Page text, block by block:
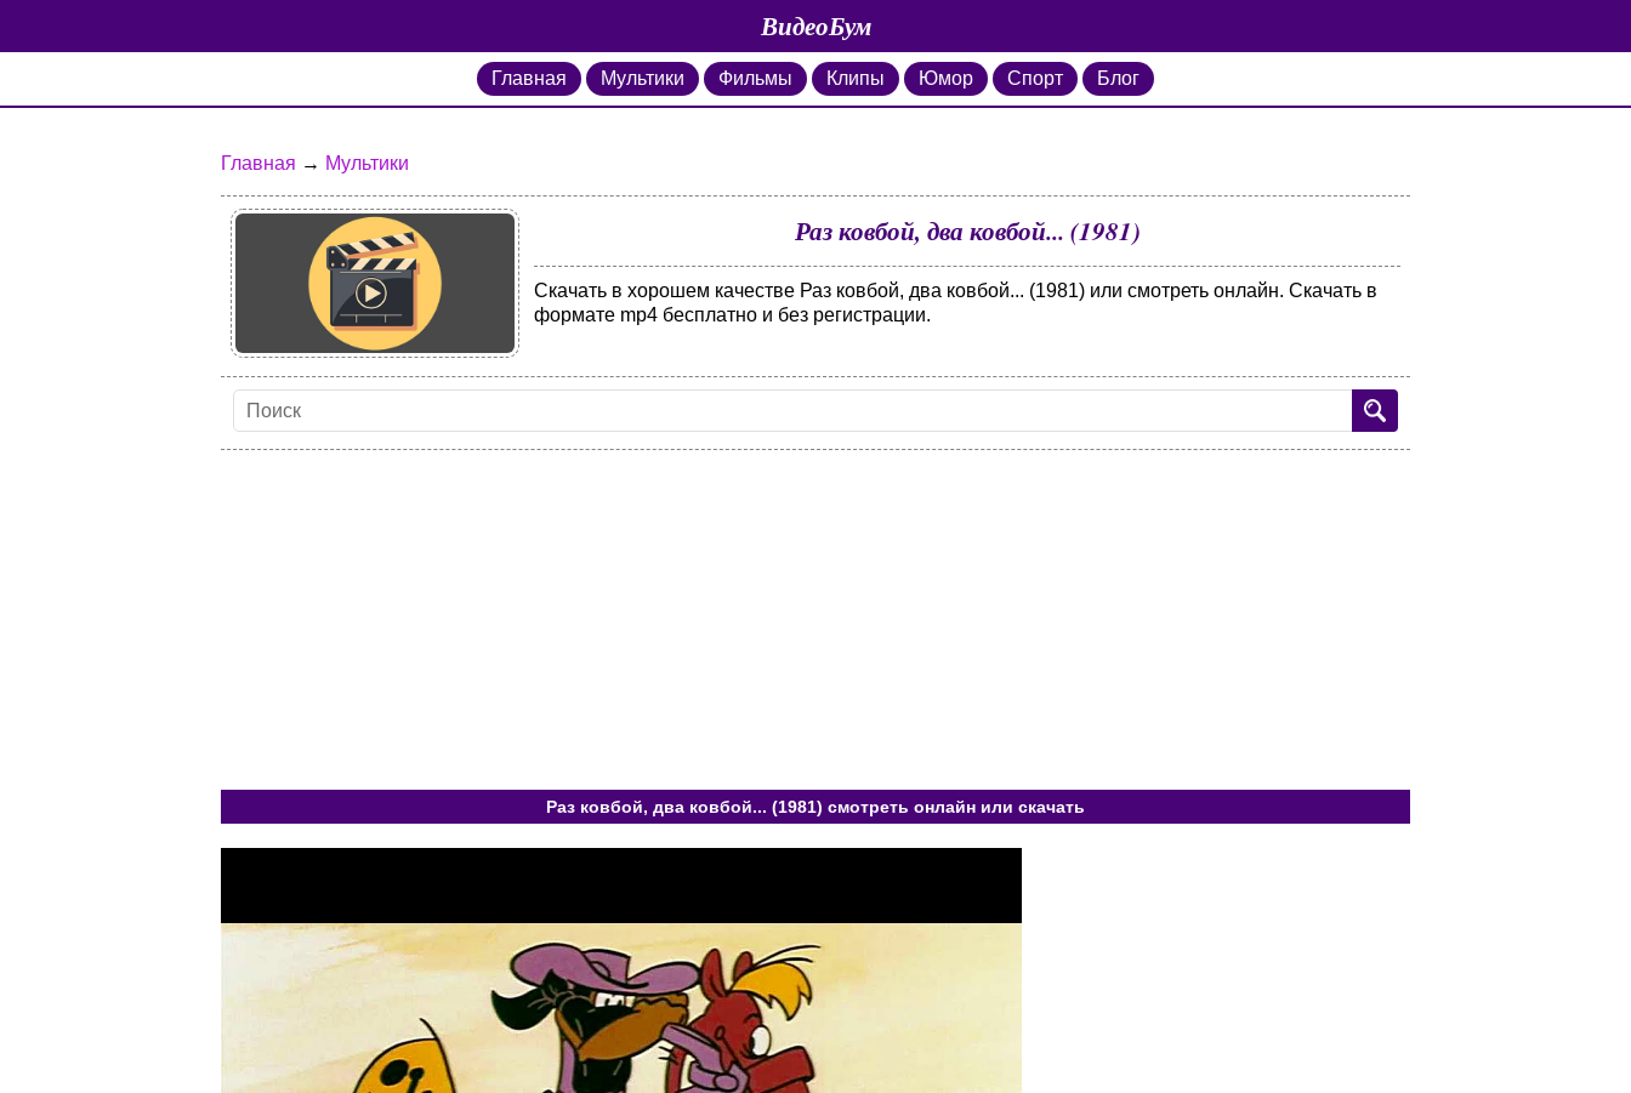
ВидеоБум
Главная Мультики Фильмы Клипы Юмор Спорт Блог
Главная → Мультики
Раз ковбой, два ковбой... (1981)
Скачать в хорошем качестве Раз ковбой, два ковбой... (1981) или смотреть онлайн. Скачать в
формате mp4 бесплатно и без регистрации.
Раз ковбой, два ковбой... (1981) смотреть онлайн или скачать